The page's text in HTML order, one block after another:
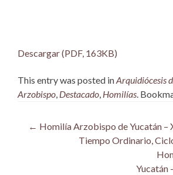
Descargar (PDF, 163KB)
This entry was posted inArquidiócesis
Arzobispo, Destacado, Homilías.
Post
navigation
← Homilía Arzobispo de Yucatán –
Tiempo Ordinario,
Yucatán